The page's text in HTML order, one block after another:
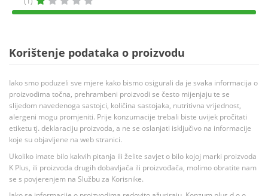
Korištenje podataka o proizvodu
Iako smo poduzeli sve mjere kako bismo osigurali da je svaka informacija o
proizvodima točna, prehrambeni proizvodi se često mijenjaju te se
slijedom navedenoga sastojci, količina sastojaka, nutritivna vrijednost,
alergeni mogu promjeniti. Prije konzumacije trebali biste uvijek pročitati
etiketu tj. deklaraciju proizvoda, a ne se oslanjati isključivo na informacije
koje su objavljene na web stranici.
Ukoliko imate bilo kakvih pitanja ili želite savjet o bilo kojoj marki proizvoda
K Plus, ili proizvoda drugih dobavljača ili proizvođača, molimo obratite nam
se s povjerenjem na Službu za Korisnike.